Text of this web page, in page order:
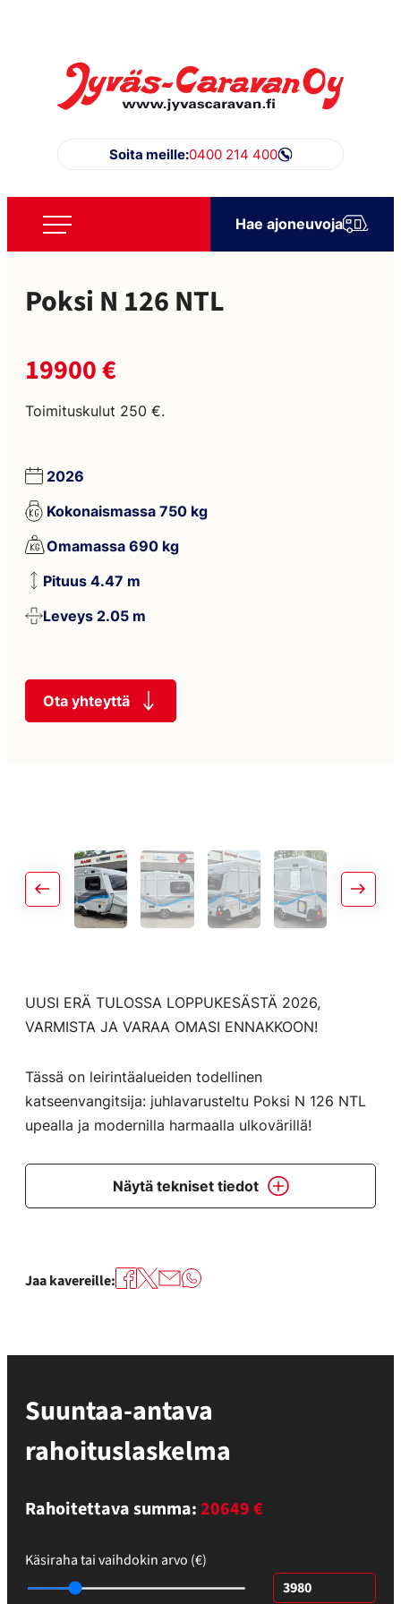
sisältöön
Jyväs-Caravan Oy
Soita meille:0400 214 400
Hae ajoneuvoja
Poksi N 126 NTL
19900 €
Toimituskulut 250 €.
2026
Kokonaismassa 750 kg
Omamassa 690 kg
Pituus 4.47 m
Leveys 2.05 m
Ota yhteyttä
UUSI ERÄ TULOSSA LOPPUKESÄSTÄ 2026,
VARMISTA JA VARAA OMASI ENNAKKOON!
Tässä on leirintäalueiden todellinen
katseenvangitsija: juhlavarusteltu Poksi N 126 NTL
upealla ja modernilla harmaalla ulkovärillä!
Näytä tekniset tiedot
Jaa kavereille:
Suuntaa-antava
rahoituslaskelma
Rahoitettava summa:20649 €
Käsiraha tai vaihdokin arvo (€)